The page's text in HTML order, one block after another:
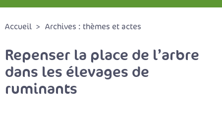
Accueil Archives : thèmes et actes
Repenser la place de l’arbre
dans les élevages de
ruminants